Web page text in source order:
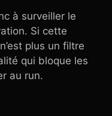
à surveiller le
Si cette
plus un filtre
qui bloque les
au run.